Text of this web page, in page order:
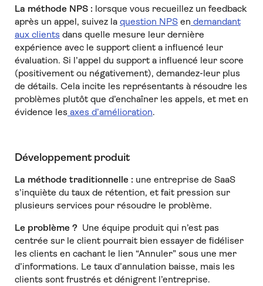
La méthode NPS : lorsque vous recueillez un feedback
après un appel, suivez la question NPSen demandant
aux clients dans quelle mesure leur dernière
expérience avec le support client a influencé leur
évaluation. Si l’appel du support a influencé leur score
(positivement ou négativement), demandez-leur plus
de détails. Cela incite les représentants à résoudre les
problèmes plutôt que d’enchaîner les appels, et met en
évidence les axes d’amélioration.
Développement produit
La méthode traditionnelle : une entreprise de SaaS
s’inquiète du taux de rétention, et fait pression sur
plusieurs services pour résoudre le problème.
Le problème ? Une équipe produit qui n’est pas
centrée sur le client pourrait bien essayer de fidéliser
les clients en cachant le lien “Annuler” sous une mer
d’informations. Le taux d’annulation baisse, mais les
clients sont frustrés et dénigrent l’entreprise.